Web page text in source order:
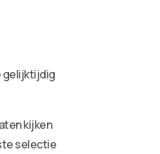
gelijktijdig
kijken
selectie